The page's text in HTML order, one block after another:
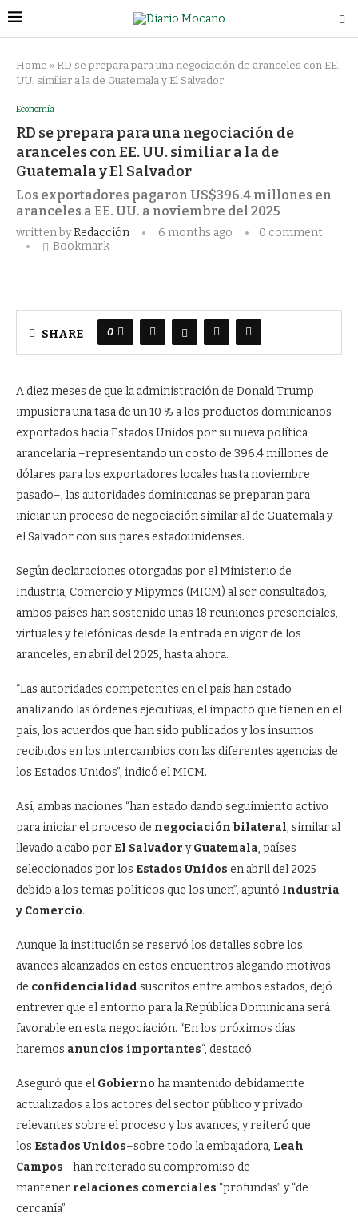
Home » RD se prepara para una negociación de aranceles con EE.
UU. similiar a la de Guatemala y El Salvador
Economía
RD se prepara para una negociación de
aranceles con EE. UU. similiar a la de
Guatemala y El Salvador
Los exportadores pagaron US$396.4 millones en
aranceles a EE. UU. a noviembre del 2025
written byRedacción 6 months ago
0 comment
Bookmark
SHARE 0
A diez meses de que la administración de Donald Trump
impusiera una tasa de un 10 % a los productos dominicanos
exportados hacia Estados Unidos por su nueva política
arancelaria –representando un costo de 396.4 millones de
dólares para los exportadores locales hasta noviembre
pasado–, las autoridades dominicanas se preparan para
iniciar un proceso de negociación similar al de Guatemala y
el Salvador con sus pares estadounidenses.
Según declaraciones otorgadas por el Ministerio de
Industria, Comercio y Mipymes (MICM) al ser consultados,
ambos países han sostenido unas 18 reuniones presenciales,
virtuales y telefónicas desde la entrada en vigor de los
aranceles, en abril del 2025, hasta ahora.
“Las autoridades competentes en el país han estado
analizando las órdenes ejecutivas, el impacto que tienen en el
país, los acuerdos que han sido publicados y los insumos
recibidos en los intercambios con las diferentes agencias de
los Estados Unidos”, indicó el MICM.
Así, ambas naciones “han estado dando seguimiento activo
para iniciar el proceso de negociación bilateral, similar al
llevado a cabo por El Salvador yGuatemala, países
seleccionados por los Estados Unidos en abril del 2025
debido a los temas políticos que los unen”, apuntó Industria
y Comercio.
Aunque la institución se reservó los detalles sobre los
avances alcanzados en estos encuentros alegando motivos
de confidencialidad suscritos entre ambos estados, dejó
entrever que el entorno para la República Dominicana será
favorable en esta negociación. “En los próximos días
haremos anuncios importantes“, destacó.
Aseguró que el Gobierno ha mantenido debidamente
actualizados a los actores del sector público y privado
relevantes sobre el proceso y los avances, y reiteró que
los Estados Unidos–sobre todo la embajadora, Leah
Campos– han reiterado su compromiso de
mantener relaciones comerciales “profundas” y “de
cercanía”.